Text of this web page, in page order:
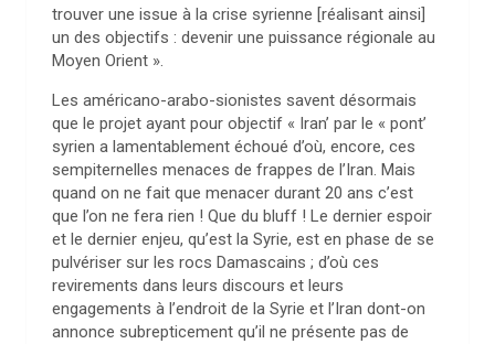
trouver une issue à la crise syrienne [réalisant ainsi]
un des objectifs : devenir une puissance régionale au
Moyen Orient ».
Les américano-arabo-sionistes savent désormais
que le projet ayant pour objectif « Iran’ par le « pont’
syrien a lamentablement échoué d’où, encore, ces
sempiternelles menaces de frappes de l’Iran. Mais
quand on ne fait que menacer durant 20 ans c’est
que l’on ne fera rien ! Que du bluff ! Le dernier espoir
et le dernier enjeu, qu’est la Syrie, est en phase de se
pulvériser sur les rocs Damascains ; d’où ces
revirements dans leurs discours et leurs
engagements à l’endroit de la Syrie et l’Iran dont-on
annonce subrepticement qu’il ne présente pas de